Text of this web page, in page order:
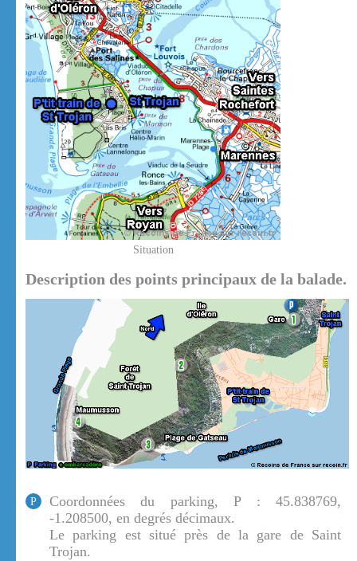
Situation
Description des points principaux de la balade.
P
Coordonnées du parking, P : 45.838769,
-1.208500, en degrés décimaux.
Le parking est situé près de la gare de Saint
Trojan.